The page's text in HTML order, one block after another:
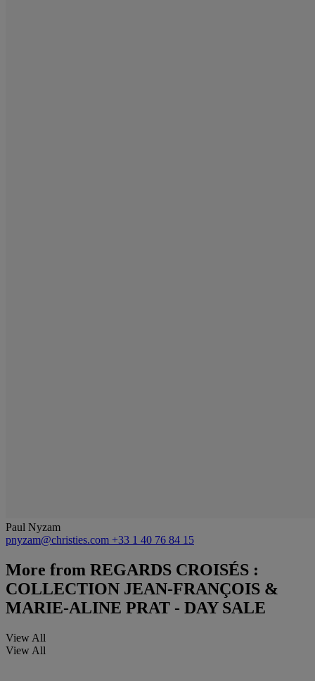
Paul Nyzam
pnyzam@christies.com +33 1 40 76 84 15
More from REGARDS CROISÉS :
COLLECTION JEAN-FRANÇOIS &
MARIE-ALINE PRAT - DAY SALE
View All
View All